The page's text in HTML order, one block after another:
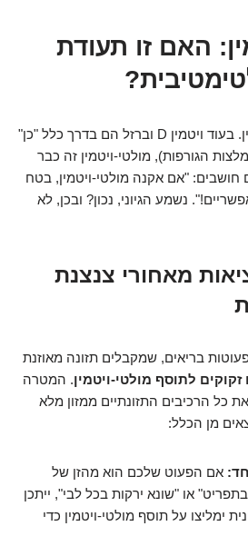
האם זו תעודת
כאן זה מתחיל להיות מעניין. בעוד ויטמין D וברזל הם בדרך כלל "כן"
הגורפות), מולטי-ויטמין זה כבר
חושבים: "אם אקנה מולטי-ויטמין, בטח
נשמע הגיוני, נכון? ובכן, לא
מאחורי צנצנת
בריאים, שמקבלים תזונה מאוזנת
זקוקים לתוסף מולטי-ויטמין. המטרה
כל הרכיבים התזונתיים ממזון מלא
מן הכלל:
אם הפעוט שלכם הוא מהזן של
או "שונא ירקות בכל לבי", ייתכן
ימליצו על תוסף מולטי-ויטמין כדי